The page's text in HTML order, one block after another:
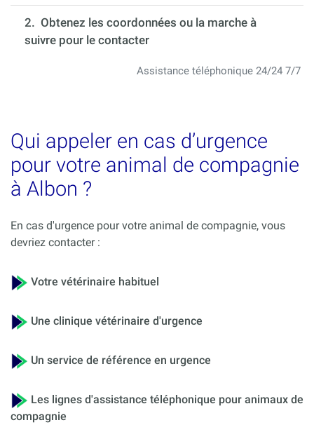
2. Obtenez les coordonnées ou la marche à
suivre pour le contacter
Assistance téléphonique 24/24 7/7
Qui appeler en cas d’urgence
pour votre animal de compagnie
à Albon ?
En cas d'urgence pour votre animal de compagnie, vous
devriez contacter :
Votre vétérinaire habituel
Une clinique vétérinaire d'urgence
Un service de référence en urgence
Les lignes d'assistance téléphonique pour animaux de
compagnie